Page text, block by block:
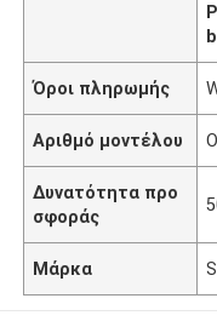
Όροι πληρωμής
Αριθμό μοντέλου
Δυνατότητα προ
σφοράς
Μάρκα